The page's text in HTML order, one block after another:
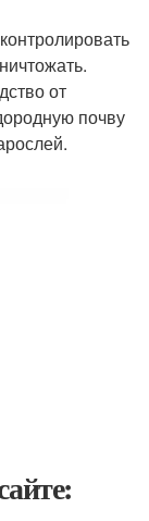
от
почву